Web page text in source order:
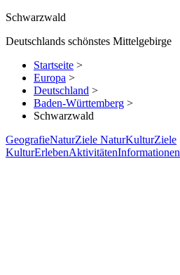
Schwarzwald
Deutschlands schönstes Mittelgebirge
Startseite >
Europa >
Deutschland >
Baden-Württemberg >
Schwarzwald
GeografieNaturZiele NaturKulturZiele
KulturErlebenAktivitätenInformationen